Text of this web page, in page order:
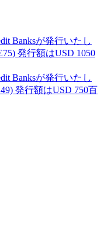
Banksが発行いたし
発行額はUSD 1050
Banksが発行いたし
発行額はUSD 750百